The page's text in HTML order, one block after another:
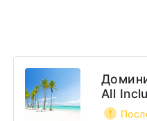
All